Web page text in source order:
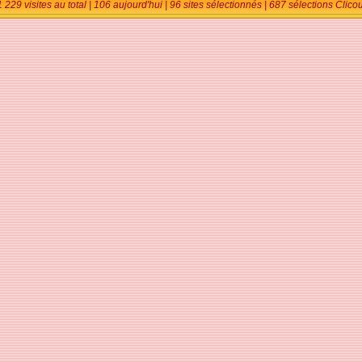
229 visites au total | 106 aujourd'hui
| 96 sites sélectionnés | 687 sélections